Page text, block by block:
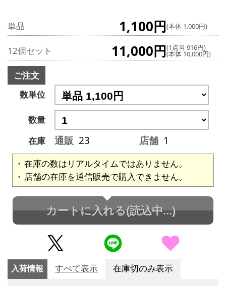
単品 1,100円(本体 1,000円)
12個セット 11,000円(1点当 916円)
(本体 10,000円)
ご注文
数単位
数量
在庫
通販 23 店舗 1
在庫の数はリアルタイムではありません。
店舗の在庫を通信販売で購入できません。
カートに入れる(読込中...)
入荷情報 すべて表示 在庫切のみ表示